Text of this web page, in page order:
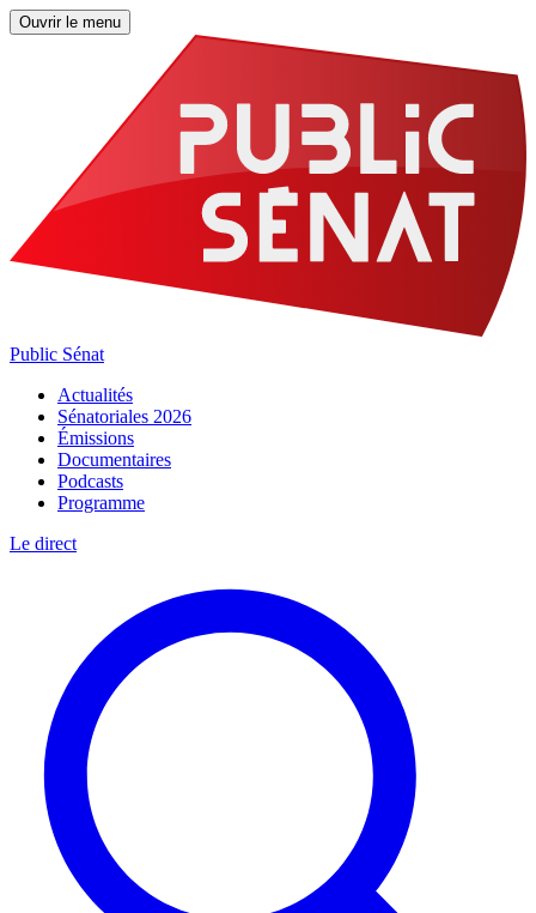
Ouvrir le menu
Public Sénat
Actualités
Sénatoriales 2026
Émissions
Documentaires
Podcasts
Programme
Le direct